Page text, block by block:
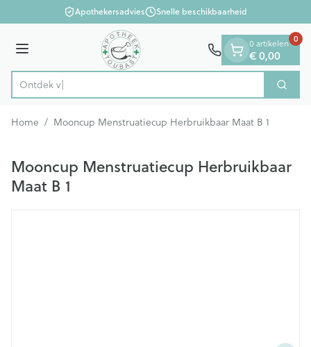
Ga naar de inhoudApothekersadvies Snelle beschikbaarheid
Menu
Product, merk, categorie...
O Zoek
0 artikelen
€ 0,00
0
Home / Mooncup Menstruatiecup Herbruikbaar Maat B 1
Mooncup Menstruatiecup Herbruikbaar
Maat B 1